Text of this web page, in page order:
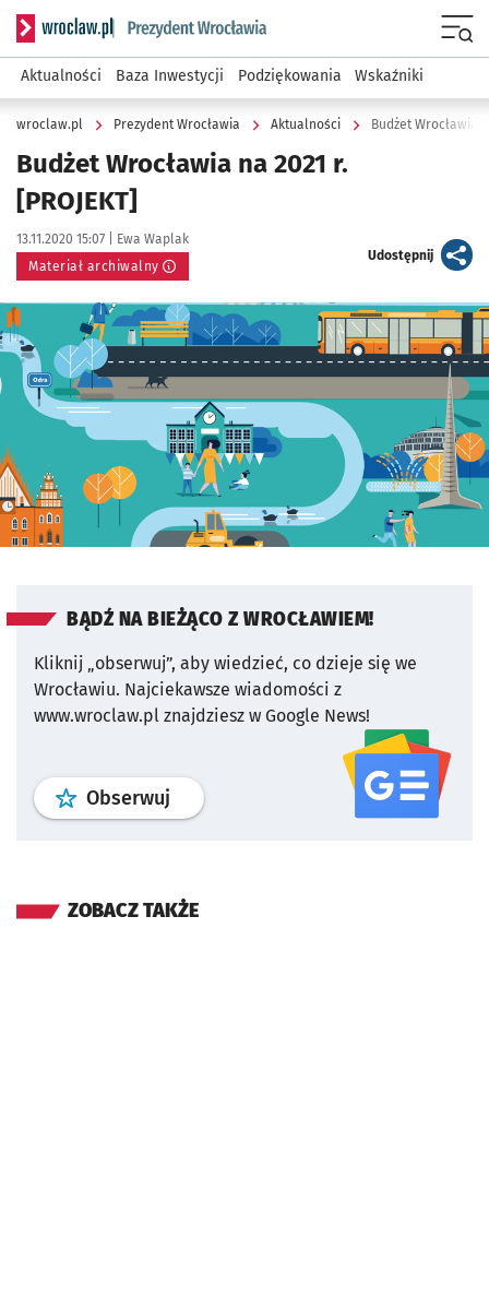
Serwis informacyjny wroclaw.pl podserwis: Prezydent
Aktualności Baza Inwestycji Podziękowania Wskaźniki
wroclaw.pl Prezydent Wrocławia Aktualności Budżet Wrocławia
Budżet Wrocławia na 2021 r.
[PROJEKT]
Data publikacji:
13.11.2020 15:07 | Autor:
Ewa Waplak
Materiał archiwalny
Udostępnijartykuł
Kliknij, aby powiększyć
BĄDŹ NA BIEŻĄCO Z WROCŁAWIEM!
Kliknij „obserwuj”, aby wiedzieć, co dzieje się we
Wrocławiu. Najciekawsze wiadomości z
www.wroclaw.pl znajdziesz w Google News!
Obserwuj profil serwisu
ZOBACZ TAKŻE